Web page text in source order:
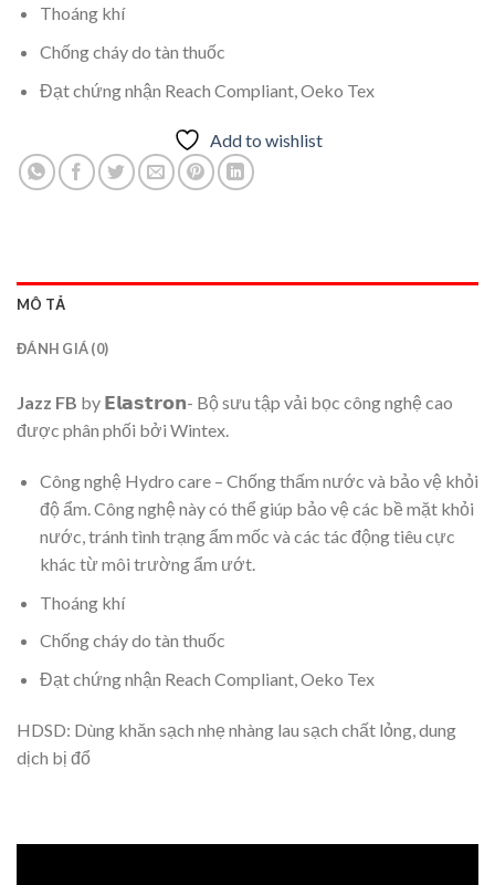
Thoáng khí
Chống cháy do tàn thuốc
Đạt chứng nhận Reach Compliant, Oeko Tex
Add to wishlist
MÔ TẢ
ĐÁNH GIÁ (0)
Jazz FB by 𝗘𝗹𝗮𝘀𝘁𝗿𝗼𝗻- Bộ sưu tập vải bọc công nghệ cao
được phân phối bởi Wintex.
Công nghệ Hydro care – Chống thấm nước và bảo vệ khỏi
độ ẩm. Công nghệ này có thể giúp bảo vệ các bề mặt khỏi
nước, tránh tình trạng ẩm mốc và các tác động tiêu cực
khác từ môi trường ẩm ướt.
Thoáng khí
Chống cháy do tàn thuốc
Đạt chứng nhận Reach Compliant, Oeko Tex
HDSD: Dùng khăn sạch nhẹ nhàng lau sạch chất lỏng, dung
dịch bị đổ